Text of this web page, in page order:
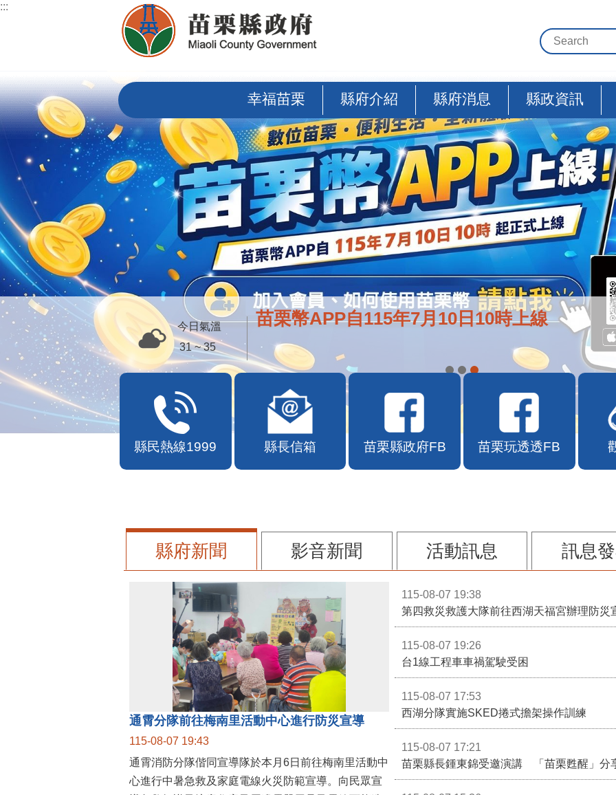
跳到主要內容區塊
:::
幸福苗栗 縣府介紹 縣府消息 縣政資訊
苗栗幣APP自115年7月10日10時上線
今日氣溫
31 ~ 35
縣民熱線1999 縣長信箱 苗栗縣政府FB 苗栗玩透透FB
縣府新聞 影音新聞 活動訊息 訊息
通霄分隊前往梅南里活動中心進行防災宣導
115-08-07 19:43
通霄消防分隊偕同宣導隊於本月6日前往梅南里活動中
心進行中暑急救及家庭電線火災防範宣導。向民眾宣
115-08-07 19:38
第四救災救護大隊前往西湖天福宮辦理防災
115-08-07 19:26
台1線工程車車禍駕駛受困
115-08-07 17:53
西湖分隊實施SKED捲式擔架操作訓練
115-08-07 17:21
苗栗縣長鍾東錦受邀演講 「苗栗甦醒」分